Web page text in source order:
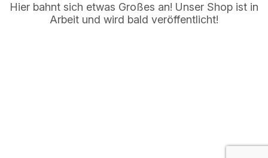
Hier bahnt sich etwas Großes an! Unser Shop ist in
Arbeit und wird bald veröffentlicht!